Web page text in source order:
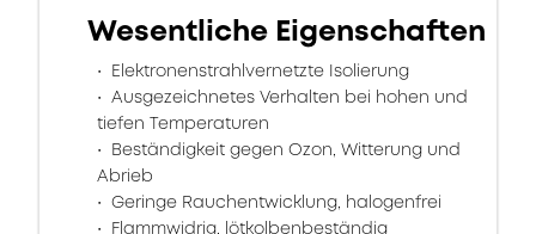
Wesentliche Eigenschaften
Elektronenstrahlvernetzte Isolierung
Ausgezeichnetes Verhalten bei hohen und
tiefen Temperaturen
Beständigkeit gegen Ozon, Witterung und
Abrieb
Geringe Rauchentwicklung, halogenfrei
Flammwidrig, lötkolbenbeständig